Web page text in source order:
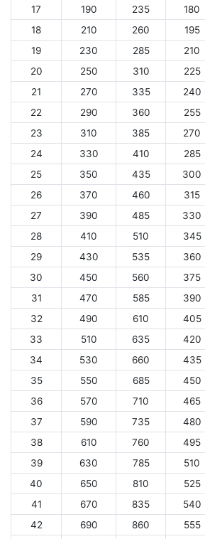
17 190 235 180
18
210 260 195
19
230 285 210
20
250 310 225
21
270 335 240
22
290 360 255
23
310 385 270
24
330 410 285
25
350 435 300
26
370 460 315
27
390 485 330
28
410 510 345
29
430 535 360
30
450 560 375
31
470 585 390
32
490 610 405
33
510 635 420
34
530 660 435
35
550 685 450
36
570 710 465
37
590 735 480
38
610 760 495
39
630 785 510
40
650 810 525
41
670 835 540
42
690 860 555